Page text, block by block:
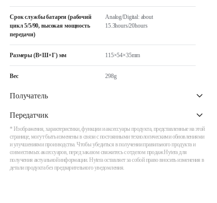
Срок службы батареи (рабочий
цикл 5/5/90, высокая мощность
передачи)
Analog/Digital: about
15.3hours/20hours
Размеры (В×Ш×Г) мм 115×54×35mm
Вес 298g
Получатель
Передатчик
* Изображения, характеристики, функции и аксессуары продукта, представленные на этой
странице, могут быть изменены в связи с постоянными технологическими обновлениями
и улучшениями производства. Чтобы убедиться в получении правильного продукта и
совместимых аксессуаров, перед заказом свяжитесь с отделом продаж Hytera для
получения актуальной информации. Hytera оставляет за собой право вносить изменения в
детали продукта без предварительного уведомления.